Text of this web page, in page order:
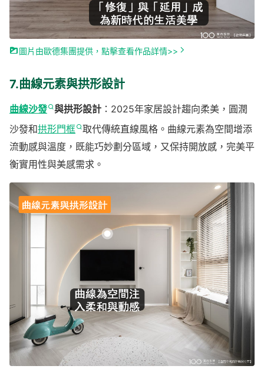
圖片由歐德集團提供，點擊查看作品詳情>>
7.曲線元素與拱形設計
曲線沙發 與拱形設計 ：2025年家居設計趨向柔美，圓潤
沙發和拱形門框 取代傳統直線風格。曲線元素為空間增添
流動感與溫度，既能巧妙劃分區域，又保持開放感，完美平
衡實用性與美感需求。